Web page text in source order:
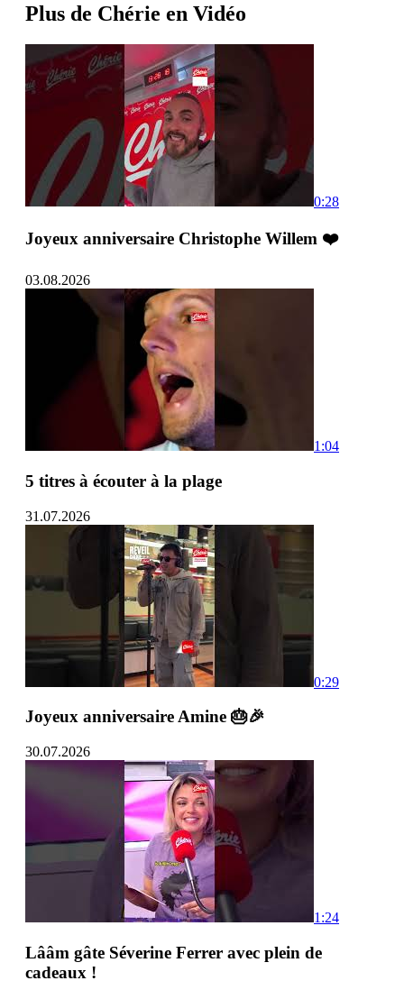
Plus de Chérie en Vidéo
0:28
Joyeux anniversaire Christophe Willem ❤️
03.08.2026
1:04
5 titres à écouter à la plage
31.07.2026
0:29
Joyeux anniversaire Amine 🎂🎉
30.07.2026
1:24
Lââm gâte Séverine Ferrer avec plein de
cadeaux !